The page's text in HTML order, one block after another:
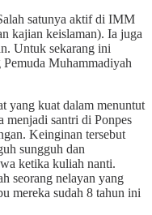
satunya aktif di IMM
kajian keislaman). Ia juga
Untuk sekarang ini
Muhammadiyah
yang kuat dalam menuntut
menjadi santri di Ponpes
Keinginan tersebut
sungguh dan
ketika kuliah nanti.
seorang nelayan yang
mereka sudah 8 tahun ini